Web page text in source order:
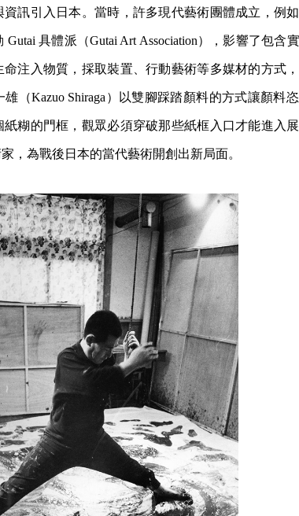
訊引入日本。當時，許多現代藝術團體成立，例
具體派（Gutai Art Association），影響了包含
注入物質，採取裝置、行動藝術等多媒材的方式
（Kazuo Shiraga）以雙腳踩踏顏料的方式讓顏料
紙糊的門框，觀眾必須穿破那些紙框入口才能進入
，為戰後日本的當代藝術開創出新局面。